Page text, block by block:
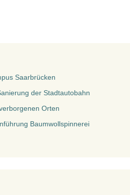
Saarbrücken
der Stadtautobahn
Orten
Baumwollspinnerei